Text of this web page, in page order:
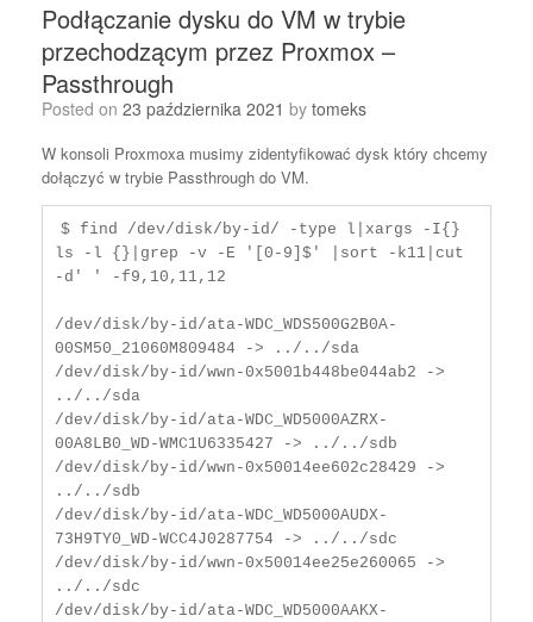
Podłączanie dysku do VM w trybie
przechodzącym przez Proxmox –
Passthrough
Posted on 23 października 2021 by tomeks
W konsoli Proxmoxa musimy zidentyfikować dysk który chcemy
dołączyć w trybie Passthrough do VM.
$ find /dev/disk/by-id/ -type l|xargs -I{}
ls -l {}|grep -v -E '[0-9]$' |sort -k11|cut
-d' ' -f9,10,11,12
/dev/disk/by-id/ata-WDC_WDS500G2B0A-
00SM50_21060M809484 -> ../../sda
/dev/disk/by-id/wwn-0x5001b448be044ab2 ->
../../sda
/dev/disk/by-id/ata-WDC_WD5000AZRX-
00A8LB0_WD-WMC1U6335427 -> ../../sdb
/dev/disk/by-id/wwn-0x50014ee602c28429 ->
../../sdb
/dev/disk/by-id/ata-WDC_WD5000AUDX-
73H9TY0_WD-WCC4J0287754 -> ../../sdc
/dev/disk/by-id/wwn-0x50014ee25e260065 ->
../../sdc
/dev/disk/by-id/ata-WDC_WD5000AAKX-